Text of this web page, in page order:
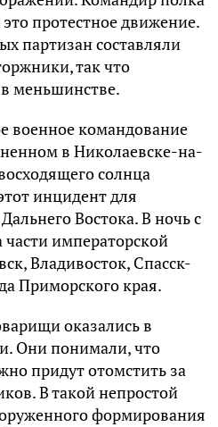
протестное движение.
партизан составляли
так что
меньшинстве.
военное командование
в Николаевске-на-
солнца
инцидент для
Востока. В ночь с
части императорской
Владивосток, Спасск-
Приморского края.
оказались в
Они понимали, что
придут отомстить за
В такой непростой
формирования